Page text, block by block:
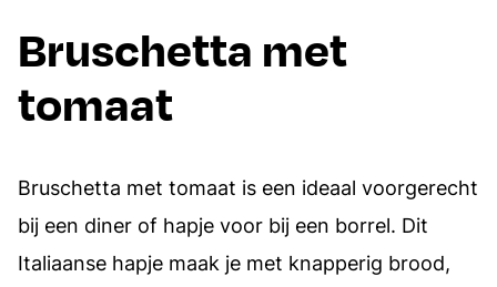
Bruschetta met
tomaat
Bruschetta met tomaat is een ideaal voorgerecht
bij een diner of hapje voor bij een borrel. Dit
Italiaanse hapje maak je met knapperig brood,